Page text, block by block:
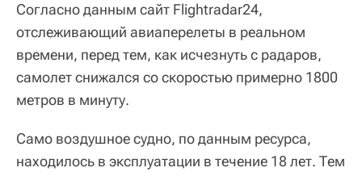
Согласно данным сайт Flightradar24,
отслеживающий авиаперелеты в реальном
времени, перед тем, как исчезнуть с радаров,
самолет снижался со скоростью примерно 1800
метров в минуту.
Само воздушное судно, по данным ресурса,
находилось в эксплуатации в течение 18 лет. Тем